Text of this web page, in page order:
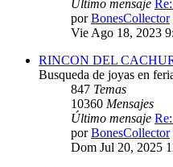
Último mensaje
porBonesCollector
Vie Ago 18, 2023
RINCON DEL
Busqueda de joyas en
847 Temas
10360 Mensajes
Último mensaje
porBonesCollector
Dom Jul 20, 2025